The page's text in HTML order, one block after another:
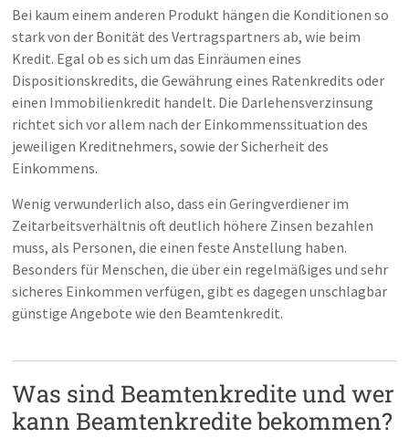
Bei kaum einem anderen Produkt hängen die Konditionen so
stark von der Bonität des Vertragspartners ab, wie beim
Kredit. Egal ob es sich um das Einräumen eines
Dispositionskredits, die Gewährung eines Ratenkredits oder
einen Immobilienkredit handelt. Die Darlehensverzinsung
richtet sich vor allem nach der Einkommenssituation des
jeweiligen Kreditnehmers, sowie der Sicherheit des
Einkommens.
Wenig verwunderlich also, dass ein Geringverdiener im
Zeitarbeitsverhältnis oft deutlich höhere Zinsen bezahlen
muss, als Personen, die einen feste Anstellung haben.
Besonders für Menschen, die über ein regelmäßiges und sehr
sicheres Einkommen verfügen, gibt es dagegen unschlagbar
günstige Angebote wie den Beamtenkredit.
Was sind Beamtenkredite und wer
kann Beamtenkredite bekommen?